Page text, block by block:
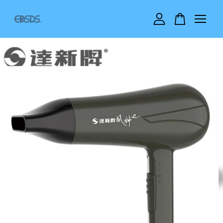
您的購物車目前還是空的。